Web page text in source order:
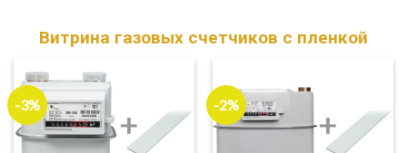
Витрина газовых счетчиков c пленкой
-3% -2%